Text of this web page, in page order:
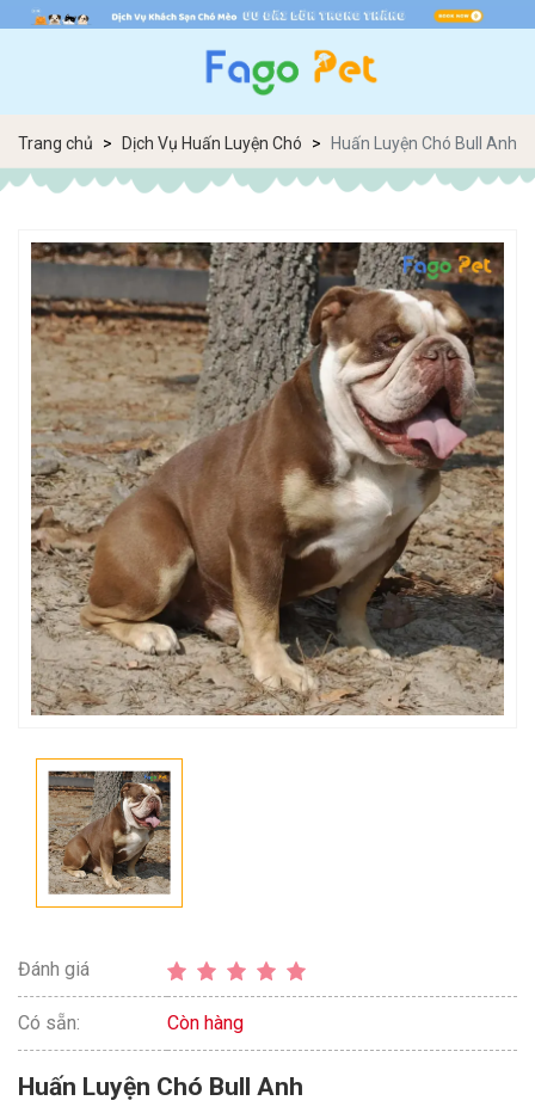
Trang chủ Dịch Vụ Huấn Luyện Chó Huấn Luyện Chó Bull Anh
Đánh giá
Có sẵn: Còn hàng
Huấn Luyện Chó Bull Anh